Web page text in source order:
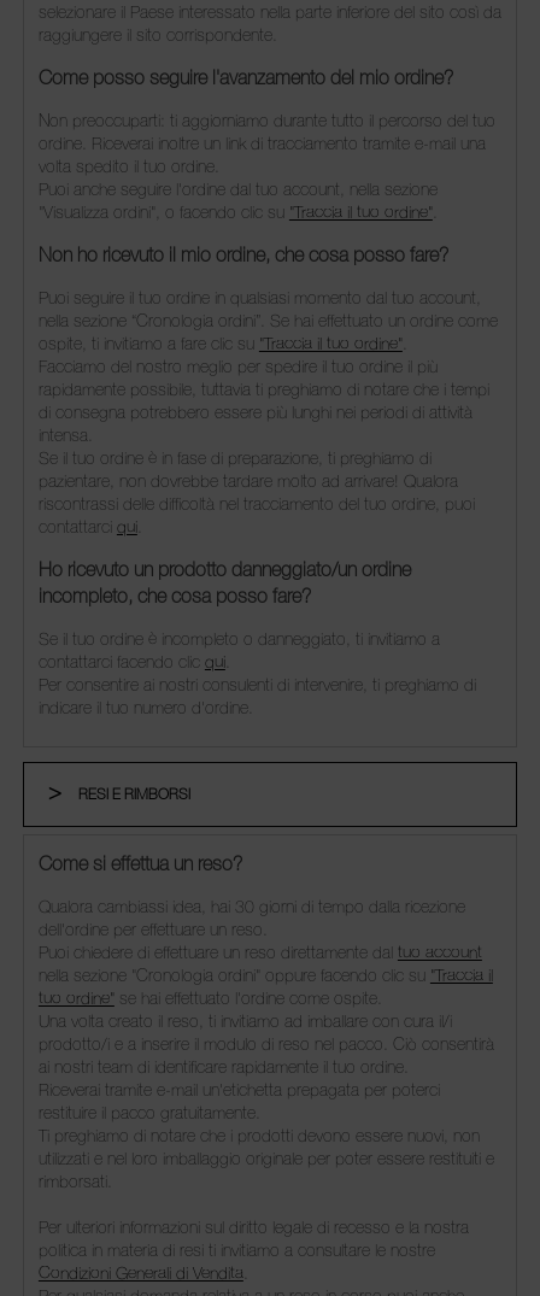
selezionare il Paese interessato nella parte inferiore del sito così da
raggiungere il sito corrispondente.
Come posso seguire l'avanzamento del mio ordine?
Non preoccuparti: ti aggiorniamo durante tutto il percorso del tuo
ordine. Riceverai inoltre un link di tracciamento tramite e-mail una
volta spedito il tuo ordine.
Puoi anche seguire l'ordine dal tuo account, nella sezione
"Visualizza ordini", o facendo clic su "Traccia il tuo ordine"
Non ho ricevuto il mio ordine, che cosa posso fare?
Puoi seguire il tuo ordine in qualsiasi momento dal tuo account,
nella sezione “Cronologia ordini”. Se hai effettuato un ordine come
ospite, ti invitiamo a fare clic su "Traccia il tuo ordine"
Facciamo del nostro meglio per spedire il tuo ordine il più
rapidamente possibile, tuttavia ti preghiamo di notare che i tempi
di consegna potrebbero essere più lunghi nei periodi di attività
intensa.
Se il tuo ordine è in fase di preparazione, ti preghiamo di
pazientare, non dovrebbe tardare molto ad arrivare! Qualora
riscontrassi delle difficoltà nel tracciamento del tuo ordine, puoi
contattarci qui.
Ho ricevuto un prodotto danneggiato/un ordine
incompleto, che cosa posso fare?
Se il tuo ordine è incompleto o danneggiato, ti invitiamo a
contattarci facendo clic qui.
Per consentire ai nostri consulenti di intervenire, ti preghiamo di
indicare il tuo numero d'ordine.
RESI E RIMBORSI
Come si effettua un reso?
Qualora cambiassi idea, hai 30 giorni di tempo dalla ricezione
dell'ordine per effettuare un reso.
Puoi chiedere di effettuare un reso direttamente dal tuo account
nella sezione "Cronologia ordini" oppure facendo clic su "Traccia il
tuo ordine" se hai effettuato l'ordine come ospite.
Una volta creato il reso, ti invitiamo ad imballare con cura il/i
prodotto/i e a inserire il modulo di reso nel pacco. Ciò consentirà
ai nostri team di identificare rapidamente il tuo ordine.
Riceverai tramite e-mail un'etichetta prepagata per poterci
restituire il pacco gratuitamente.
Ti preghiamo di notare che i prodotti devono essere nuovi, non
utilizzati e nel loro imballaggio originale per poter essere restituiti e
rimborsati.
Per ulteriori informazioni sul diritto legale di recesso e la nostra
politica in materia di resi ti invitiamo a consultare le nostre
Condizioni Generali di Vendita.